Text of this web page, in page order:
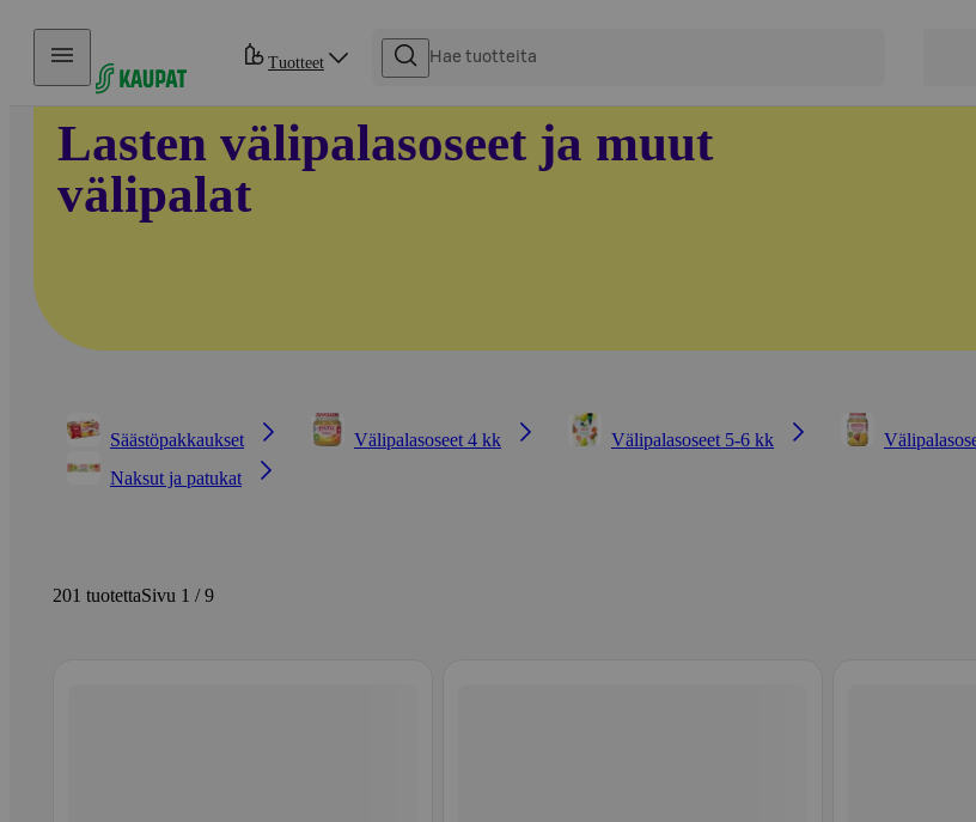
Hyppää sisältöön
Tuotteet
Lasten välipalasoseet ja muut
välipalat
Säästöpakkaukset Välipalasoseet 4 kk Välipalasoseet 5-6 kk
Naksut ja patukat
201 tuotettaSivu 1 / 9